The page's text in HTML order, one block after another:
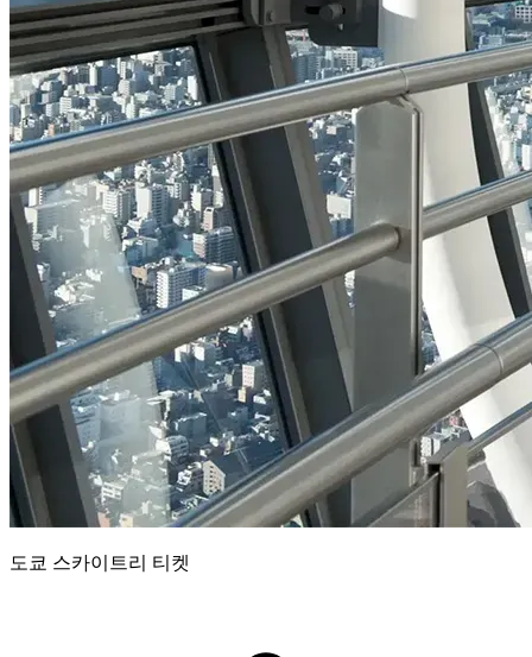
도쿄 스카이트리 티켓